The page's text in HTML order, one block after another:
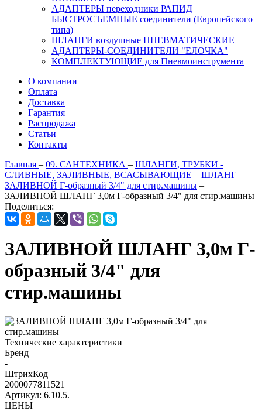
АДАПТЕРЫ переходники РАПИД
БЫСТРОСЪЕМНЫЕ соединители (Европейского
типа)
ШЛАНГИ воздушные ПНЕВМАТИЧЕСКИЕ
АДАПТЕРЫ-СОЕДИНИТЕЛИ "ЕЛОЧКА"
КОМПЛЕКТУЮЩИЕ для Пневмоинструмента
О компании
Оплата
Доставка
Гарантия
Распродажа
Статьи
Контакты
Главная – 09. САНТЕХНИКА – ШЛАНГИ, ТРУБКИ -
СЛИВНЫЕ, ЗАЛИВНЫЕ, ВСАСЫВАЮЩИЕ – ШЛАНГ
ЗАЛИВНОЙ Г-образный 3/4" для стир.машины –
ЗАЛИВНОЙ ШЛАНГ 3,0м Г-образный 3/4" для стир.машины
Поделиться:
ЗАЛИВНОЙ ШЛАНГ 3,0м Г-
образный 3/4" для
стир.машины
Технические характеристики
Бренд
-
ШтрихКод
2000077811521
Артикул: 6.10.5.
ЦЕНЫ